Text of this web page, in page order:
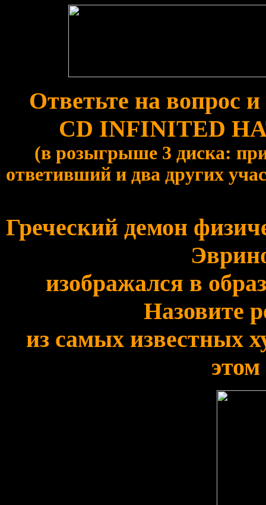
Ответьте на вопрос
CD INFINITED
(в розыгрыше 3 диска:
ответивший и два других
Греческий демон
изображался в
Назовите
из самых известных